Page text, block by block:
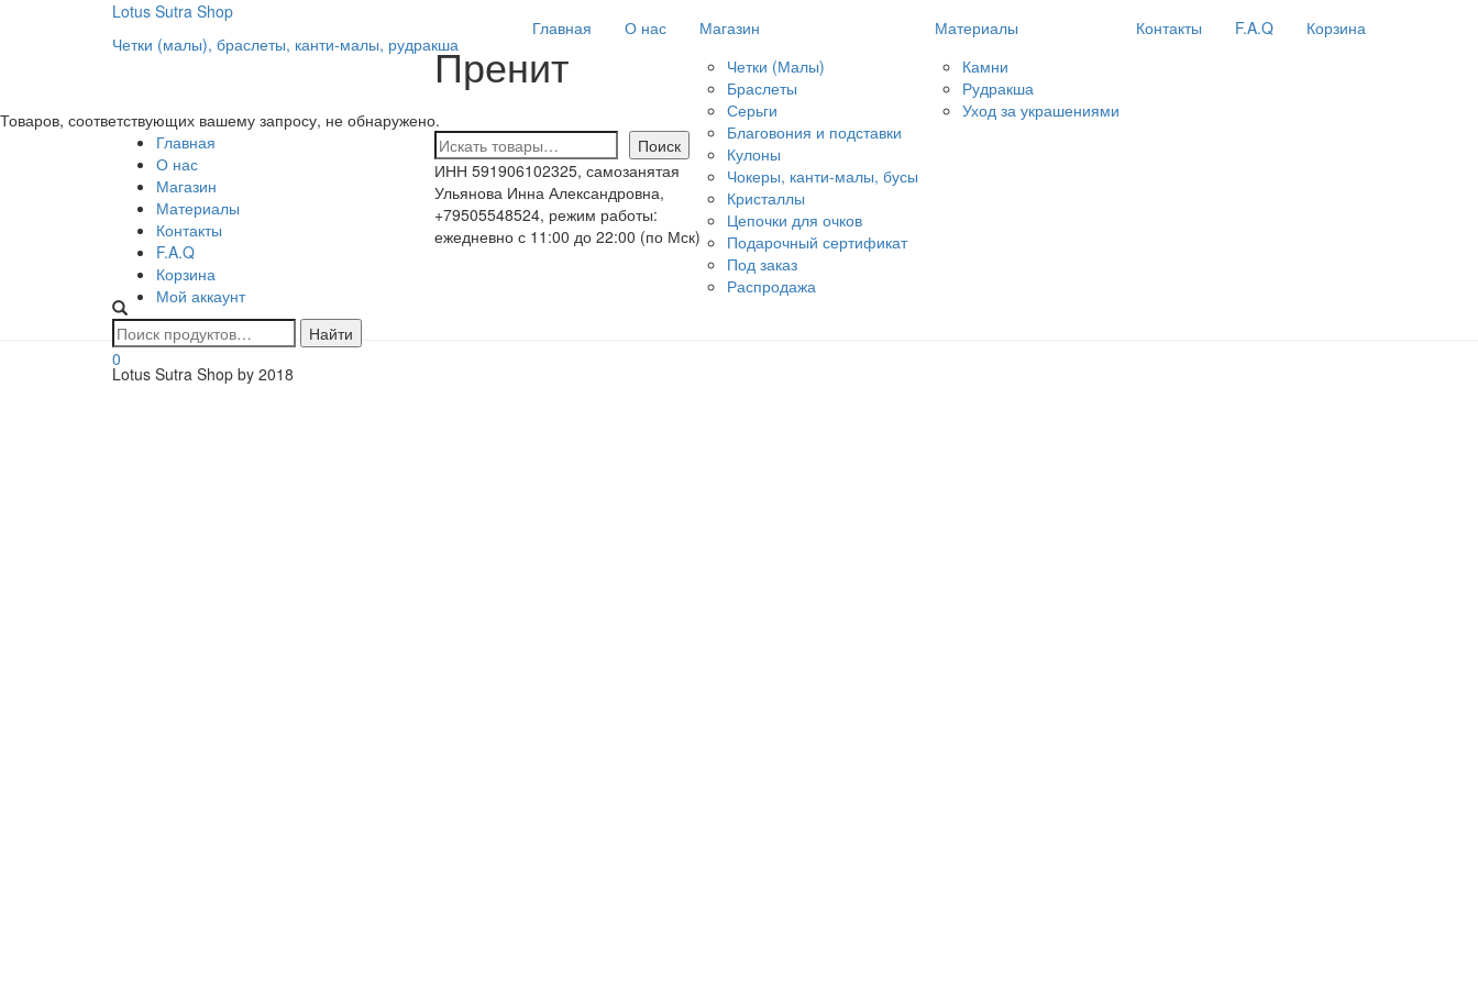
Lotus Sutra Shop
Четки (малы), браслеты, канти-малы, рудракша
Главная О нас
Магазин
Четки (Малы)
Браслеты
Серьги
Благовония и подставки
Кулоны
Чокеры, канти-малы, бусы
Кристаллы
Цепочки для очков
Подарочный сертификат
Под заказ
Распродажа
Материалы
Камни
Рудракша
Уход за украшениями
Контакты F.A.Q Корзина
0
Пренит
Товаров, соответствующих вашему запросу, не обнаружено.
Главная
О нас
Магазин
Материалы
Контакты
F.A.Q
Корзина
Мой аккаунт
Поиск
Поиск
ИНН 591906102325, самозанятая
Ульянова Инна Александровна,
+79505548524, режим работы:
ежедневно с 11:00 до 22:00 (по Мск)
Lotus Sutra Shop by 2018